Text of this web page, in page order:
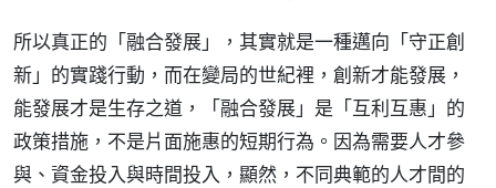
所以真正的「融合發展」，其實就是一種邁向「守正創
新」的實踐行動，而在變局的世紀裡，創新才能發展，
能發展才是生存之道，「融合發展」是「互利互惠」的
政策措施，不是片面施惠的短期行為。因為需要人才參
與、資金投入與時間投入，顯然，不同典範的人才間的